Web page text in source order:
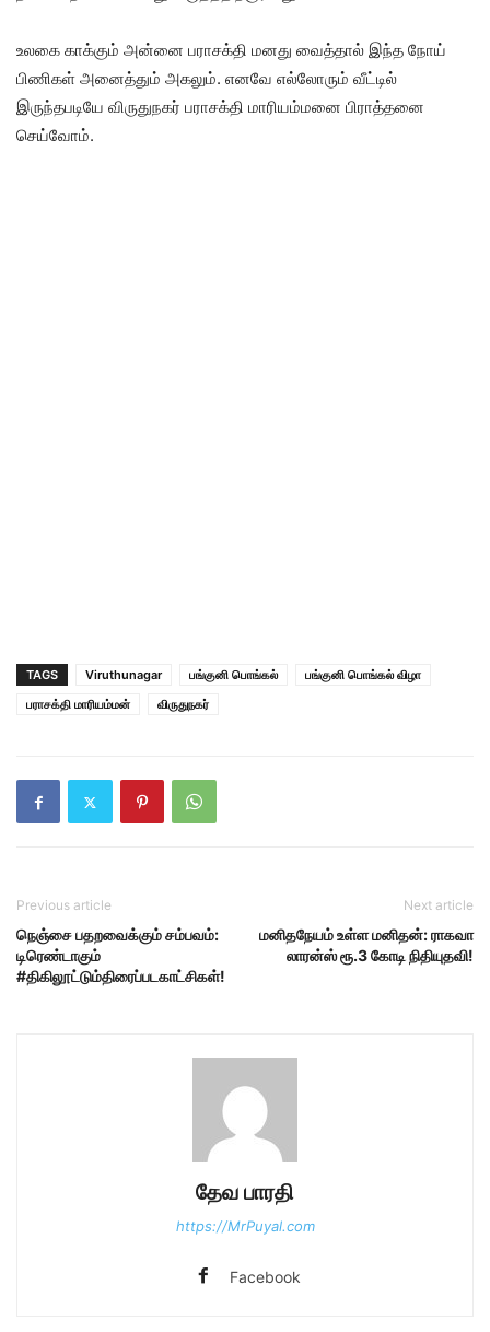
உலகை காக்கும் அன்னை பராசக்தி மனது வைத்தால் இந்த நோய்
பிணிகள் அனைத்தும் அகலும். எனவே எல்லோரும் வீட்டில்
இருந்தபடியே விருதுநகர் பராசக்தி மாரியம்மனை பிராத்தனை
செய்வோம்.
TAGS Viruthunagar பங்குனி பொங்கல்
பங்குனி பொங்கல் விழா
பராசக்தி மாரியம்மன்
விருதுநகர்
Previous article
நெஞ்சை பதறவைக்கும் சம்பவம்:
டிரெண்டாகும்
#திகிலூட்டும்திரைப்படகாட்சிகள்!
Next article
மனிதநேயம் உள்ள மனிதன்: ராகவா
லாரன்ஸ் ரூ.3 கோடி நிதியுதவி!
தேவ பாரதி
https://MrPuyal.com
Facebook